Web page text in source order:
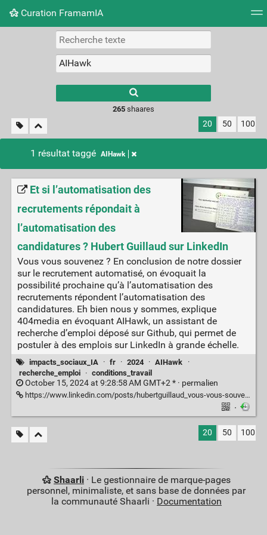
Curation FramamIA
Nuage de tags Mur d'images
265shaares
20 50 100
1 résultat taggé AIHawk
Et si l’automatisation des
recrutements répondait à
l’automatisation des
candidatures ? Hubert Guillaud sur LinkedIn
Vous vous souvenez ? En conclusion de notre dossier
sur le recrutement automatisé, on évoquait la
possibilité prochaine qu’à l’automatisation des
recrutements répondent l’automatisation des
candidatures. Eh bien nous y sommes, explique
404media en évoquant AIHawk, un assistant de
recherche d’emploi déposé sur Github, qui permet de
postuler à des emplois sur LinkedIn à grande échelle.
impacts_sociaux_IA · fr · 2024 · AIHawk
·
recherche_emploi
· conditions_travail
October 15, 2024 at 9:28:58 AM GMT+2 * · permalien
https://www.linkedin.com/posts/hubertguillaud_vous-vous-souvenez-en-conclusion-de-notre-activity-7251492781926289408-7aQ_
·
20 50 100
Shaarli· Le gestionnaire de marque-pages
personnel, minimaliste, et sans base de données par
la communauté Shaarli · Documentation